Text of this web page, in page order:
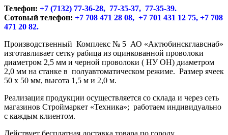
Телефон: +7 (7132) 77-36-28, 77-35-37, 77-35-39.
Сотовый телефон: +7 708 471 28 08, +7 701 431 12 75, +7 708
471 20 82.
Производственный Комплекс № 5 АО «Актюбинскглавснаб»
изготавливает сетку рабица из оцинкованной проволоки
диаметром 2,5 мм и черной проволоки ( НУ ОН) диаметром
2,0 мм на станке в полуавтоматическом режиме. Размер ячеек
50 х 50 мм, высота 1,5 м и 2,0 м.
Реализация продукции осуществляется со склада и через сеть
магазинов Строймаркет «Техника»; работаем индивидуально
с каждым клиентом.
Действует бесплатная доставка товара по городу,